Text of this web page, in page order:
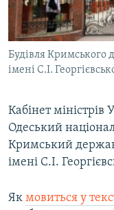
СВІДЧЕННЯ ОКУПАЦІЇ
УКРАЇНСЬКА
ІНФОГРАФІКА
Qırımtatar
ДОЛУЧАЙСЯ!
Усі сайти RFE/RL
Будівля Кримського
імені С.І.
Кабінет
Одеський
Кримський
імені С.І.
Як мовиться у